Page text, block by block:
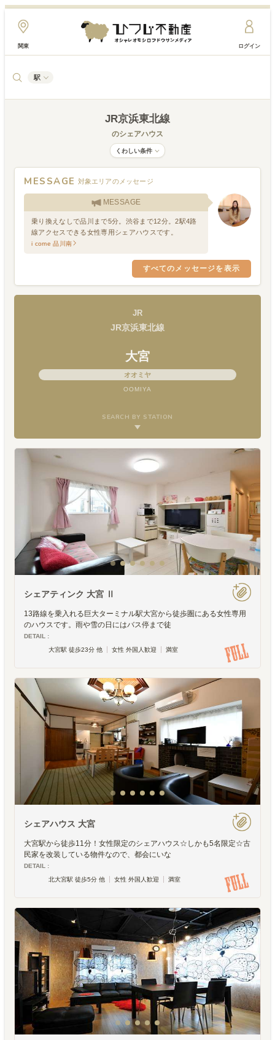
関東 ログイン
駅
JR京浜東北線
のシェアハウス
くわしい条件
MESSAGE 対象エリアのメッセージ
MESSAGE
乗り換えなしで品川まで5分。渋谷まで12分。2駅4路
線アクセスできる女性専用シェアハウスです。
i come 品川南
すべてのメッセージを表示
JR
JR京浜東北線
大宮
オオミヤ
OOMIYA
SEARCH BY STATION
シェアティンク 大宮 Ⅱ
13路線を乗入れる巨大ターミナル駅大宮から徒歩圏にある女性専用
のハウスです。雨や雪の日にはバス停まで徒
DETAIL :
大宮駅 徒歩23分 他
女性 外国人歓迎 満室
シェアハウス 大宮
大宮駅から徒歩11分！女性限定のシェアハウス☆しかも5名限定☆古
民家を改装している物件なので、都会にいな
DETAIL :
北大宮駅 徒歩5分 他
女性 外国人歓迎 満室